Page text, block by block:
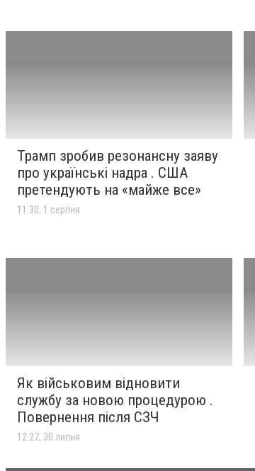
Трамп зробив резонансну
заяву про українські надра .
США претендують на
«майже все»
11:30
1 серпня
Трамп пояснив затримку з
10:51
Серед поранених – діти . У
Києві зросла кількість
загиблих через атаку рф
08:59
1 серпня
Трамп зробив резонансну заяву
про українські надра . США
претендують на «майже все»
11:30, 1 серпня
Як військовим відновити
службу за новою процедурою .
Повернення після СЗЧ
12:27, 30 липня